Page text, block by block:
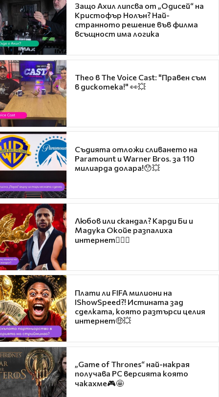
Защо Ахил липсва от „Одисей“ на
Кристофър Нолън? Най-
странното решение във филма
всъщност има логика
Theo в The Voice Cast: "Правен съм
в дискотека!" 👀💥
Съдията отложи сливането на
Paramount и Warner Bros. за 110
милиарда долара!😯💥
Любов или скандал? Карди Би и
Мадука Окойе разпалиха
интернет❤️‍🔥🔥
Плати ли FIFA милиони на
IShowSpeed?! Истината зад
сделката, която разтърси целия
интернет🤑💥
„Game of Thrones“ най-накрая
получава PC версията която
чакахме🎮🤩